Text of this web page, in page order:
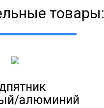
товары:
алюминий